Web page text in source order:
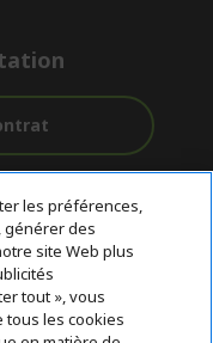
Paiement
Sécurisé
pour les produits et
les préférences,
générer des
site Web plus
tout », vous
tous les cookies